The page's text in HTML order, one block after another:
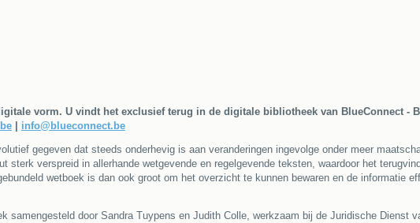
vorm. U vindt het exclusief terug in de digitale bibliotheek van BlueConnect -
info@blueconnect.be
gegeven dat steeds onderhevig is aan veranderingen ingevolge onder meer
sterk verspreid in allerhande wetgevende en regelgevende teksten, waardoor het
wetboek is dan ook groot om het overzicht te kunnen bewaren en de informatie
samengesteld door Sandra Tuypens en Judith Colle, werkzaam bij de Juridische Dienst